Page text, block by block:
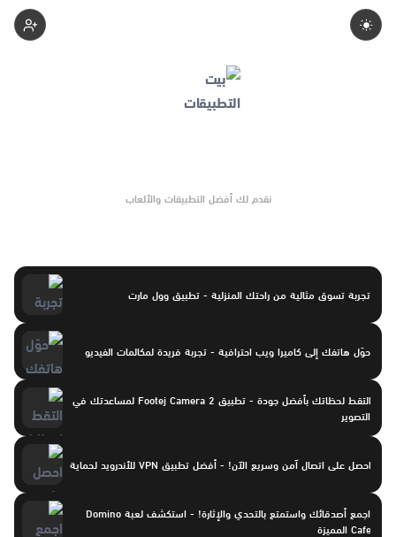
نقدم لك أفضل التطبيقات والألعاب
تجربة تسوق مثالية من راحتك المنزلية - تطبيق وول مارت
حوّل هاتفك إلى كاميرا ويب احترافية - تجربة فريدة لمكالمات الفيديو
التقط لحظاتك بأفضل جودة - تطبيق Footej Camera 2 لمساعدتك في
التصوير
احصل على اتصال آمن وسريع الآن! - أفضل تطبيق VPN للأندرويد لحماية
اجمع أصدقائك واستمتع بالتحدي والإثارة! - استكشف لعبة Domino
Cafe المميزة